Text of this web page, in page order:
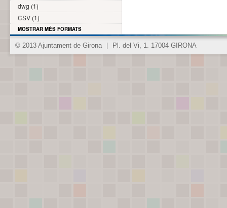
dwg (1)
CSV (1)
MOSTRAR MÉS FORMATS
© 2013 Ajuntament de Girona Pl. del Vi, 1. 17004 GIRONA